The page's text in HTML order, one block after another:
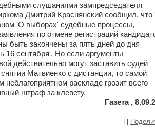
слушаниями зампредседателя
Дмитрий Краснянский сообщил, что
'О выборах' судебные процессы,
по отмене регистраций
быть закончены за пять дней до дня
16 сентября'. Но если аргументы
действительно могут заставить судей
Матвиенко с дистанции, то самой
раскладе грозит всего
штраф за клевету.
Газета ,